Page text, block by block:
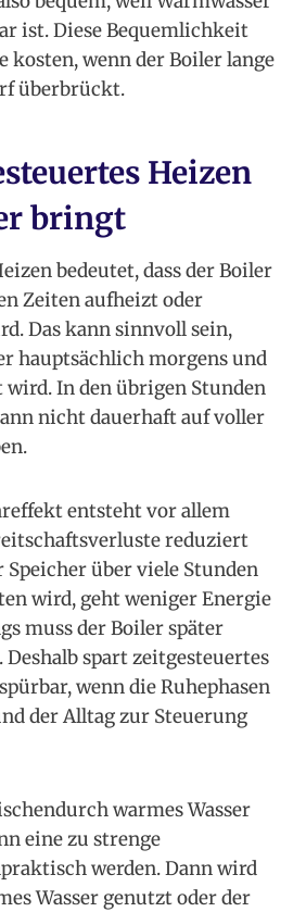
ist. Diese Bequemlichkeit
kosten, wenn der Boiler lange
überbrückt.
Heizen
bringt
bedeutet, dass der Boiler
Zeiten aufheizt oder
Das kann sinnvoll sein,
hauptsächlich morgens und
wird. In den übrigen Stunden
nicht dauerhaft auf voller
entsteht vor allem
reduziert
Speicher über viele Stunden
wird, geht weniger Energie
muss der Boiler später
spart zeitgesteuertes
wenn die Ruhephasen
der Alltag zur Steuerung
warmes Wasser
eine zu strenge
werden. Dann wird
Wasser genutzt oder der